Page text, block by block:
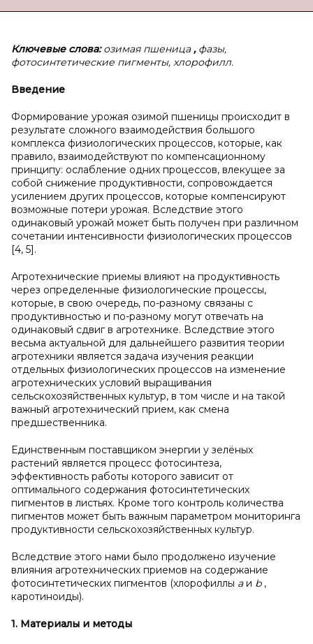
Ключевые слова:озимая пшеница , фазы,
фотосинтетические пигменты, хлорофилл.
Введение
Формирование урожая озимой пшеницы происходит в
результате сложного взаимодействия большого
комплекса физиологических процессов, которые, как
правило, взаимодействуют по компенсационному
принципу: ослабление одних процессов, влекущее за
собой снижение продуктивности, сопровождается
усилением других процессов, которые компенсируют
возможные потери урожая. Вследствие этого
одинаковый урожай может быть получен при различном
сочетании интенсивности физиологических процессов
[4, 5].
Агротехнические приемы влияют на продуктивность
через определенные физиологические процессы,
которые, в свою очередь, по-разному связаны с
продуктивностью и по-разному могут отвечать на
одинаковый сдвиг в агротехнике. Вследствие этого
весьма актуальной для дальнейшего развития теории
агротехники является задача изучения реакции
отдельных физиологических процессов на изменение
агротехнических условий выращивания
сельскохозяйственных культур, в том числе и на такой
важный агротехнический прием, как смена
предшественника.
Единственным поставщиком энергии у зелёных
растений является процесс фотосинтеза,
эффективность работы которого зависит от
оптимального содержания фотосинтетических
пигментов в листьях. Кроме того контроль количества
пигментов может быть важным параметром мониторинга
продуктивности сельскохозяйственных культур.
Вследствие этого нами было продолжено изучение
влияния агротехнических приемов на содержание
фотосинтетических пигментов (хлорофиллы аи b ,
каротиноиды).
1. Материалы и методы